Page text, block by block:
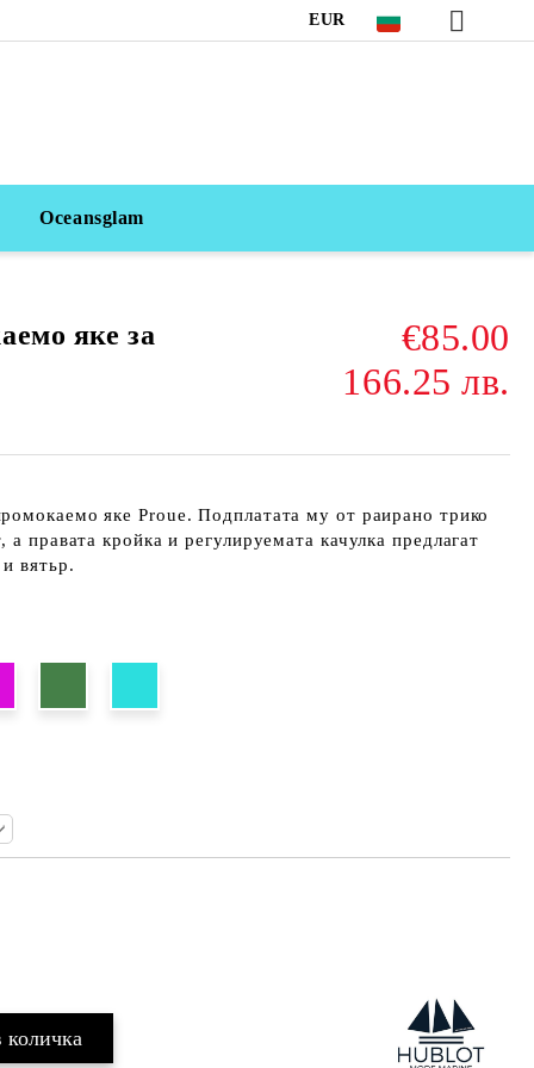
EUR
Oceansglam
яке за
€85.00
166.25 лв.
яке Proue. Подплатата му от раирано трико
правата кройка и регулируемата качулка предлагат
вятьр.